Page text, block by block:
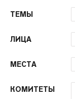
ТЕМЫ
ЛИЦА
МЕСТА
КОМИТЕТЫ